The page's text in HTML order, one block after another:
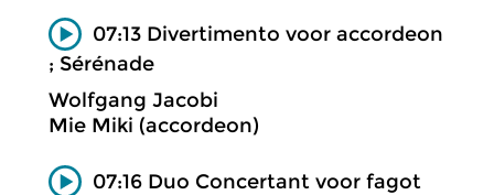
07:13 Divertimento voor accordeon
; Sérénade
Wolfgang Jacobi
Mie Miki (accordeon)
07:16 Duo Concertant voor fagot